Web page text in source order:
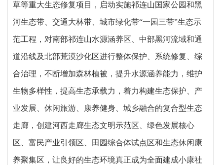
草等重大生态修复项目，启动实施祁连山国家公园和黑
河生态带、交通大林带、城市绿化带“一园三带”生态示
范工程，对南部祁连山水源涵养区、中部黑河流域和通
道沿线及北部荒漠沙化区进行整体保护、系统修复、综
合治理，不断增加森林植被，提升水源涵养能力，维护
生物多样性，提高生态承载力，着力构建生态保护、产
业发展、休闲旅游、康养健身、城乡融合的复合型生态
走廊，创建河西走廊生态文明示范区、绿色发展核心
区、富民产业引领区、田园综合体试点区和生态休闲康
养聚集区，让良好的生态环境真正成为全面建成小康社